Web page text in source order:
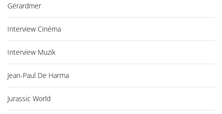
Gérardmer
Interview Cinéma
Interview Muzik
Jean-Paul De Harma
Jurassic World